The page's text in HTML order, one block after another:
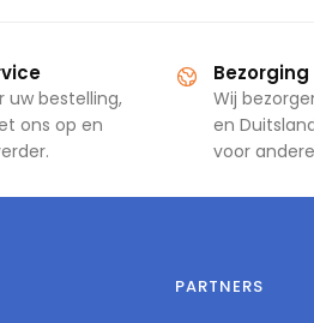
uw bestelling,
ons op en
Wij
en
voor
PARTNERS